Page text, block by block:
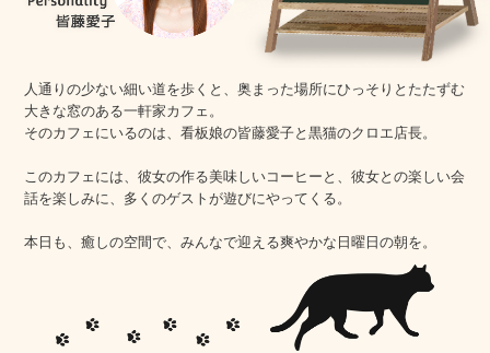
人通りの少ない細い道を歩くと、奥まった場所にひっそりとたたずむ
大きな窓のある一軒家カフェ。
そのカフェにいるのは、看板娘の皆藤愛子と黒猫のクロエ店長。
このカフェには、彼女の作る美味しいコーヒーと、彼女との楽しい会
話を楽しみに、多くのゲストが遊びにやってくる。
本日も、癒しの空間で、みんなで迎える爽やかな日曜日の朝を。